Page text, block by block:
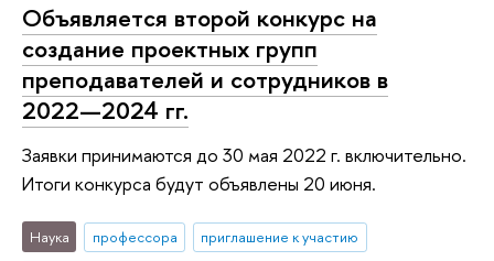
Объявляется второй конкурс на
создание проектных групп
преподавателей и сотрудников в
2022—2024 гг.
Заявки принимаются до 30 мая 2022 г. включительно.
Итоги конкурса будут объявлены 20 июня.
Наука профессора
приглашение к участию